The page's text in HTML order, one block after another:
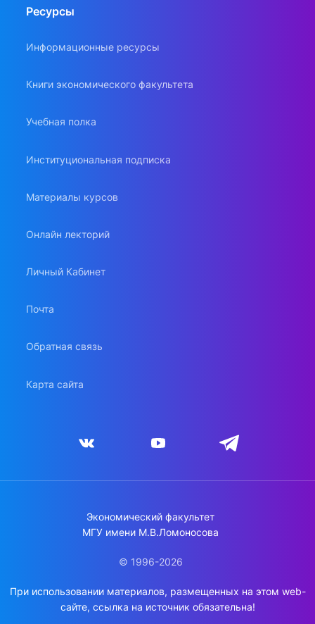
Ресурсы
Информационные ресурсы
Книги экономического факультета
Учебная полка
Институциональная подписка
Материалы курсов
Онлайн лекторий
Личный Кабинет
Почта
Обратная связь
Карта сайта
Экономический факультет
МГУ имени М.В.Ломоносова
© 1996-2026
При использовании материалов, размещенных на этом web-
сайте, ссылка на источник обязательна!